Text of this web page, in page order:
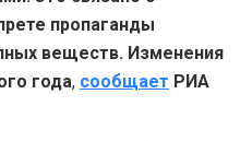
пропаганды
веществ. Изменения
года, сообщает РИА